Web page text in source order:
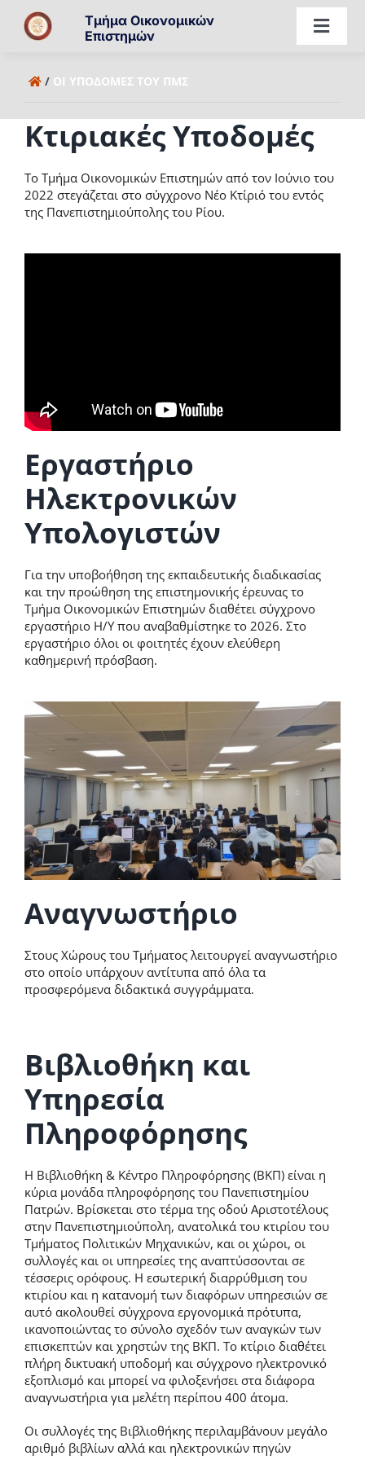
Μετάβαση
περιεχόμενο
Τμήμα Οικονομικών
Επιστημών
Επισκόπηση
Πρόγραμμα
Καριέρα & Προοπτικές
Υποβολή Αίτησης
/ ΟΙ ΥΠΟΔΟΜΈΣ ΤΟΥ ΠΜΣ
Κτιριακές Υποδομές
Το Τμήμα Οικονομικών Επιστημών από τον Ιούνιο του
2022 στεγάζεται στο σύγχρονο Νέο Κτίριό του εντός
της Πανεπιστημιούπολης του Ρίου.
Εργαστήριο
Ηλεκτρονικών
Υπολογιστών
Για την υποβοήθηση της εκπαιδευτικής διαδικασίας
και την προώθηση της επιστημονικής έρευνας το
Τμήμα Οικονομικών Επιστημών διαθέτει σύγχρονο
εργαστήριο Η/Υ που αναβαθμίστηκε το 2026. Στο
εργαστήριο όλοι οι φοιτητές έχουν ελεύθερη
καθημερινή πρόσβαση.
Αναγνωστήριο
Στους Χώρους του Τμήματος λειτουργεί αναγνωστήριο
στο οποίο υπάρχουν αντίτυπα από όλα τα
προσφερόμενα διδακτικά συγγράμματα.
Βιβλιοθήκη και
Υπηρεσία
Πληροφόρησης
Η Βιβλιοθήκη & Κέντρο Πληροφόρησης (ΒΚΠ) είναι η
κύρια μονάδα πληροφόρησης του Πανεπιστημίου
Πατρών. Βρίσκεται στο τέρμα της οδού Αριστοτέλους
στην Πανεπιστημιούπολη, ανατολικά του κτιρίου του
Τμήματος Πολιτικών Μηχανικών, και οι χώροι, οι
συλλογές και οι υπηρεσίες της αναπτύσσονται σε
τέσσερις ορόφους. Η εσωτερική διαρρύθμιση του
κτιρίου και η κατανομή των διαφόρων υπηρεσιών σε
αυτό ακολουθεί σύγχρονα εργονομικά πρότυπα,
ικανοποιώντας το σύνολο σχεδόν των αναγκών των
επισκεπτών και χρηστών της ΒKΠ. Το κτίριο διαθέτει
πλήρη δικτυακή υποδομή και σύγχρονο ηλεκτρονικό
εξοπλισμό και μπορεί να φιλοξενήσει στα διάφορα
αναγνωστήρια για μελέτη περίπου 400 άτομα.
Οι συλλογές της Βιβλιοθήκης περιλαμβάνουν μεγάλο
αριθμό βιβλίων αλλά και ηλεκτρονικών πηγών